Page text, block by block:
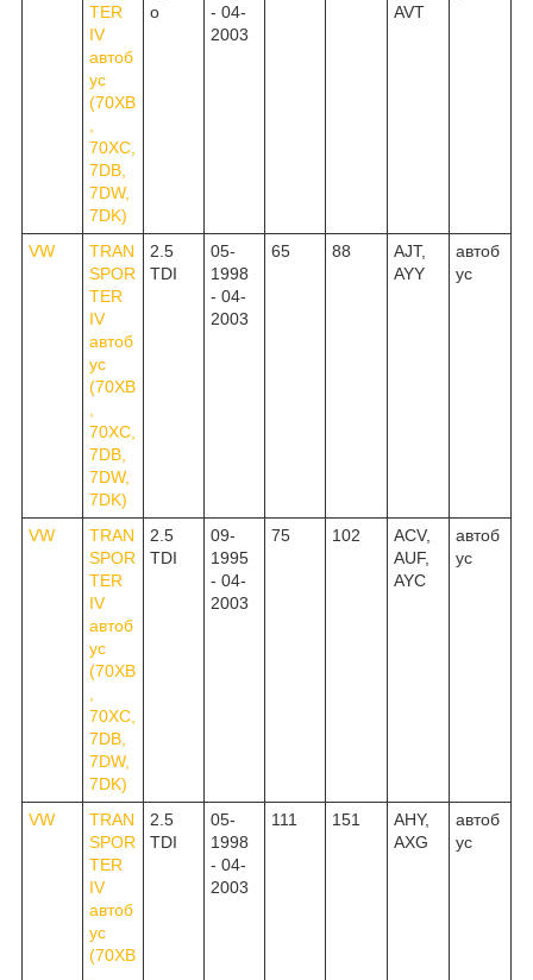
TER
IV
автоб
ус
(70XB
70XC,
7DB,
7DW,
7DK)
o
- 04-
2003
AVT
VW
TRAN
SPOR
TER
IV
автоб
ус
(70XB
70XC,
7DB,
7DW,
7DK)
2.5
TDI
05-
1998
- 04-
2003
65 88
AJT,
AYY
автоб
ус
VW
TRAN
SPOR
TER
IV
автоб
ус
(70XB
70XC,
7DB,
7DW,
7DK)
2.5
TDI
09-
1995
- 04-
2003
75 102
ACV,
AUF,
AYC
автоб
ус
VW
TRAN
SPOR
TER
IV
автоб
ус
(70XB
2.5
TDI
05-
1998
- 04-
2003
111 151
AHY,
AXG
автоб
ус